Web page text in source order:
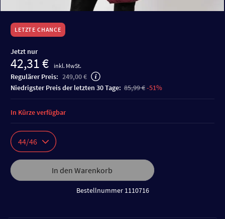
LETZTE CHANCE
Jetzt nur
42,31 € inkl. MwSt.
Regulärer Preis: 249,00 €
niedrigster Preis der letzten 30 Tage: 85,99 €-51%
44/46
In den Warenkorb
Bestellnummer 1110716
In Kürze verfügbar